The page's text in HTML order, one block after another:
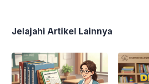
Jelajahi Artikel Lainnya